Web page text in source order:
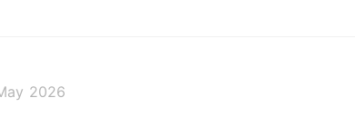
2026